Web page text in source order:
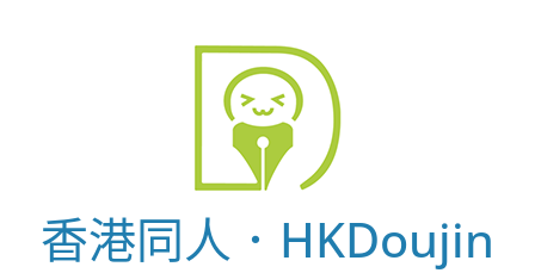
香港同人．HKDoujin